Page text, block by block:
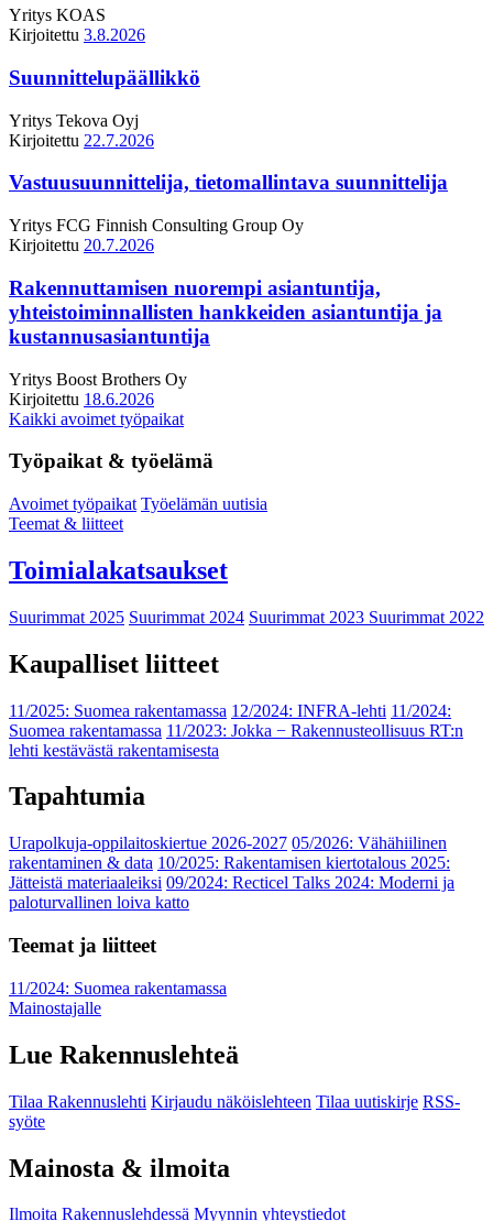
Yritys KOAS
Kirjoitettu 3.8.2026
Suunnittelupäällikkö
Yritys Tekova Oyj
Kirjoitettu 22.7.2026
Vastuusuunnittelija, tietomallintava suunnittelija
Yritys FCG Finnish Consulting Group Oy
Kirjoitettu 20.7.2026
Rakennuttamisen nuorempi asiantuntija,
yhteistoiminnallisten hankkeiden asiantuntija ja
kustannusasiantuntija
Yritys Boost Brothers Oy
Kirjoitettu 18.6.2026
Kaikki avoimet työpaikat
Työpaikat & työelämä
Avoimet työpaikat Työelämän uutisia
Teemat & liitteet
Toimialakatsaukset
Suurimmat 2025 Suurimmat 2024 Suurimmat 2023 Suurimmat 2022
Kaupalliset liitteet
11/2025: Suomea rakentamassa 12/2024: INFRA-lehti 11/2024:
Suomea rakentamassa 11/2023: Jokka − Rakennusteollisuus RT:n
lehti kestävästä rakentamisesta
Tapahtumia
Urapolkuja-oppilaitoskiertue 2026-2027 05/2026: Vähähiilinen
rakentaminen & data 10/2025: Rakentamisen kiertotalous 2025:
Jätteistä materiaaleiksi 09/2024: Recticel Talks 2024: Moderni ja
paloturvallinen loiva katto
Teemat ja liitteet
11/2024: Suomea rakentamassa
Mainostajalle
Lue Rakennuslehteä
Tilaa Rakennuslehti Kirjaudu näköislehteen Tilaa uutiskirje RSS-
syöte
Mainosta & ilmoita
Ilmoita Rakennuslehdessä Myynnin yhteystiedot